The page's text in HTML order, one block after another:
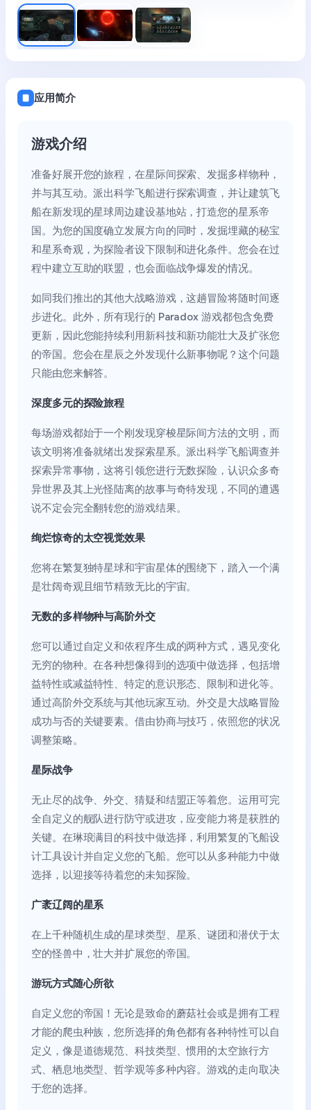
应用简介
游戏介绍
准备好展开您的旅程，在星际间探索、发掘多样物种，
并与其互动。派出科学飞船进行探索调查，并让建筑飞
船在新发现的星球周边建设基地站，打造您的星系帝
国。为您的国度确立发展方向的同时，发掘埋藏的秘宝
和星系奇观，为探险者设下限制和进化条件。您会在过
程中建立互助的联盟，也会面临战争爆发的情况。
如同我们推出的其他大战略游戏，这趟冒险将随时间逐
步进化。此外，所有现行的 Paradox 游戏都包含免费
更新，因此您能持续利用新科技和新功能壮大及扩张您
的帝国。您会在星辰之外发现什么新事物呢？这个问题
只能由您来解答。
深度多元的探险旅程
每场游戏都始于一个刚发现穿梭星际间方法的文明，而
该文明将准备就绪出发探索星系。派出科学飞船调查并
探索异常事物，这将引领您进行无数探险，认识众多奇
异世界及其上光怪陆离的故事与奇特发现，不同的遭遇
说不定会完全翻转您的游戏结果。
绚烂惊奇的太空视觉效果
您将在繁复独特星球和宇宙星体的围绕下，踏入一个满
是壮阔奇观且细节精致无比的宇宙。
无数的多样物种与高阶外交
您可以通过自定义和依程序生成的两种方式，遇见变化
无穷的物种。在各种想像得到的选项中做选择，包括增
益特性或减益特性、特定的意识形态、限制和进化等。
通过高阶外交系统与其他玩家互动。外交是大战略冒险
成功与否的关键要素。借由协商与技巧，依照您的状况
调整策略。
星际战争
无止尽的战争、外交、猜疑和结盟正等着您。运用可完
全自定义的舰队进行防守或进攻，应变能力将是获胜的
关键。在琳琅满目的科技中做选择，利用繁复的飞船设
计工具设计并自定义您的飞船。您可以从多种能力中做
选择，以迎接等待着您的未知探险。
广袤辽阔的星系
在上千种随机生成的星球类型、星系、谜团和潜伏于太
空的怪兽中，壮大并扩展您的帝国。
游玩方式随心所欲
自定义您的帝国！无论是致命的蘑菇社会或是拥有工程
才能的爬虫种族，您所选择的角色都有各种特性可以自
定义，像是道德规范、科技类型、惯用的太空旅行方
式、栖息地类型、哲学观等多种内容。游戏的走向取决
于您的选择。